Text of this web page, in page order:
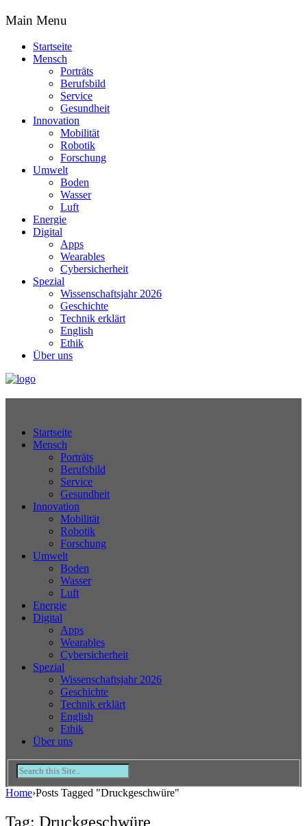
Main Menu
Startseite
Mensch
Porträts
Berufsbild
Service
Gesundheit
Innovation
Mobilität
Robotik
Forschung
Umwelt
Boden
Wasser
Luft
Energie
Digital
Apps
Wearables
Cybersicherheit
Spezial
Wissenschaftsjahr 2026
Geschichte
Technik erklärt
English
Ethik
Über uns
Startseite
Mensch
Porträts
Berufsbild
Service
Gesundheit
Innovation
Mobilität
Robotik
Forschung
Umwelt
Boden
Wasser
Luft
Energie
Digital
Apps
Wearables
Cybersicherheit
Spezial
Wissenschaftsjahr 2026
Geschichte
Technik erklärt
English
Ethik
Über uns
Home›Posts Tagged "Druckgeschwüre"
Tag: Druckgeschwüre